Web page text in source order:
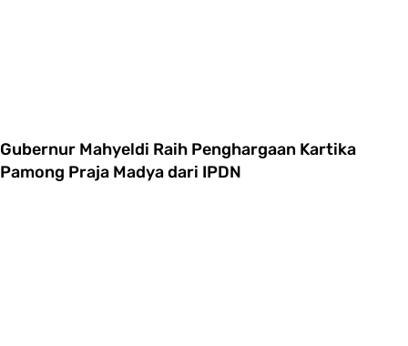
Gubernur Mahyeldi Raih Penghargaan Kartika
Pamong Praja Madya dari IPDN